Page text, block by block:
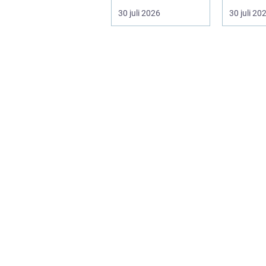
underhållskostnade
r är viktigare än
30 juli 2026
fästena
30 juli